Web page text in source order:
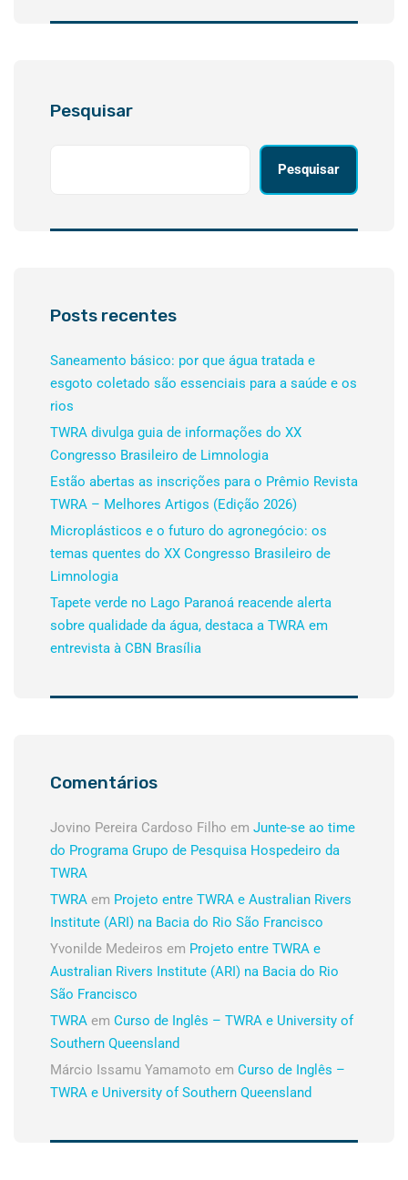
Pesquisar
Pesquisar
Posts recentes
Saneamento básico: por que água tratada e
esgoto coletado são essenciais para a saúde e os
rios
TWRA divulga guia de informações do XX
Congresso Brasileiro de Limnologia
Estão abertas as inscrições para o Prêmio Revista
TWRA – Melhores Artigos (Edição 2026)
Microplásticos e o futuro do agronegócio: os
temas quentes do XX Congresso Brasileiro de
Limnologia
Tapete verde no Lago Paranoá reacende alerta
sobre qualidade da água, destaca a TWRA em
entrevista à CBN Brasília
Comentários
Jovino Pereira Cardoso Filho em Junte-se ao time
do Programa Grupo de Pesquisa Hospedeiro da
TWRA
TWRA em Projeto entre TWRA e Australian Rivers
Institute (ARI) na Bacia do Rio São Francisco
Yvonilde Medeiros em Projeto entre TWRA e
Australian Rivers Institute (ARI) na Bacia do Rio
São Francisco
TWRA em Curso de Inglês – TWRA e University of
Southern Queensland
Márcio Issamu Yamamoto em Curso de Inglês –
TWRA e University of Southern Queensland